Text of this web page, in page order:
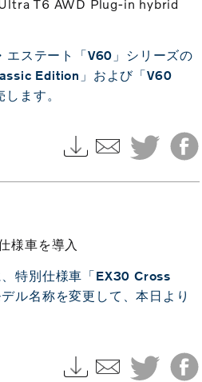
T6 AWD Plug-in hybrid
エステート「V60」シリーズの
Edition」および「V60
ます。
様車を導入
特別仕様車「EX30 Cross
ル名称を変更して、本日より